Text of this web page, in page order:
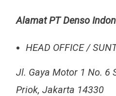
Alamat PT Denso
HEAD OFFICE /
Jl. Gaya Motor 1 No. 6
Priok, Jakarta 14330